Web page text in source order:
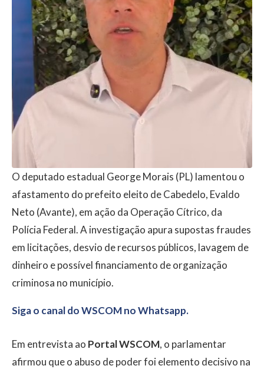
O deputado estadual George Morais (PL) lamentou o
afastamento do prefeito eleito de Cabedelo, Evaldo
Neto (Avante), em ação da Operação Cítrico, da
Polícia Federal. A investigação apura supostas fraudes
em licitações, desvio de recursos públicos, lavagem de
dinheiro e possível financiamento de organização
criminosa no município.
Siga o canal do WSCOM no Whatsapp.
Em entrevista ao Portal WSCOM, o parlamentar
afirmou que o abuso de poder foi elemento decisivo na